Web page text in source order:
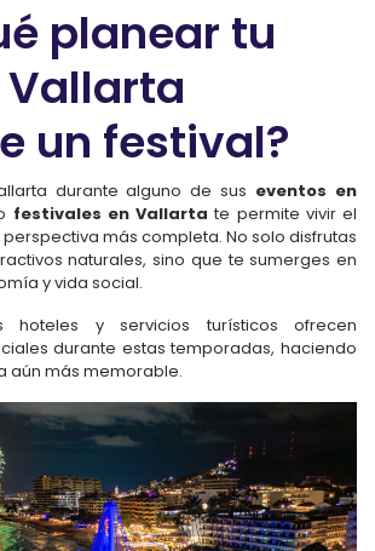
planear tu
un festival?
durante alguno de sus eventos en
festivales en Vallarta te permite vivir el
más completa. No solo disfrutas
naturales, sino que te sumerges en
y vida social.
hoteles y servicios turísticos ofrecen
durante estas temporadas, haciendo
aún más memorable.